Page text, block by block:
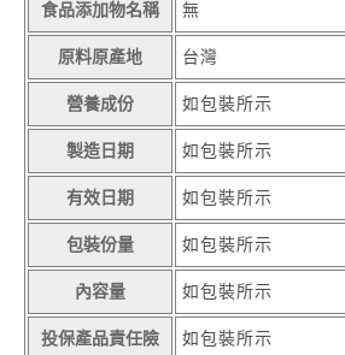
食品添加物名稱 無
原料原產地 台灣
營養成份 如包裝所示
製造日期 如包裝所示
有效日期 如包裝所示
包裝份量 如包裝所示
內容量 如包裝所示
投保產品責任險 如包裝所示